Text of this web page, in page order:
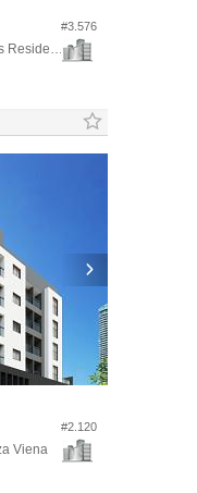
#3.576
Apartamento no Edifício Marrocos Residence
#2.120
Viena